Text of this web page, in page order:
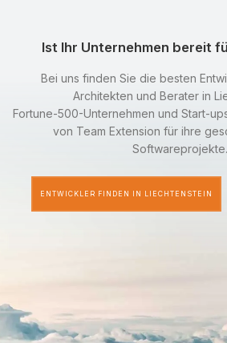
Ist Ihr Unternehmen bereit
Bei uns finden Sie die besten
Architekten und Berater in
Fortune-500-Unternehmen und Start-
von Team Extension für ihre
Softwareprojekte.
ENTWICKLER FINDEN IN LIECHTENSTEIN